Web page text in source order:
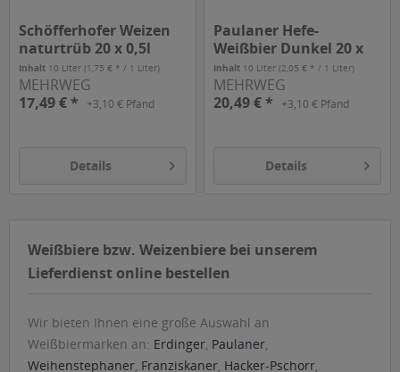
Schöfferhofer Weizen
naturtrüb 20 x 0,5l
Inhalt 10 Liter(1,75 € * / 1 Liter)
MEHRWEG
17,49 € *
+3,10 € Pfand
Details
Paulaner Hefe-
Weißbier Dunkel 20 x
0,5l
Inhalt 10 Liter(2,05 € * / 1 Liter)
MEHRWEG
20,49 € *
+3,10 € Pfand
Details
Weißbiere bzw. Weizenbiere bei unserem
Lieferdienst online bestellen
Wir bieten Ihnen eine große Auswahl an
Weißbiermarken an: Erdinger, Paulaner,
Weihenstephaner, Franziskaner, Hacker-Pschorr,